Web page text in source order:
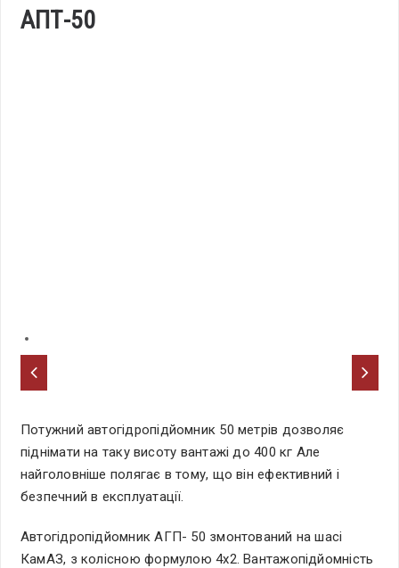
АПТ-50
Потужний автогідропідйомник 50 метрів дозволяє
піднімати на таку висоту вантажі до 400 кг Але
найголовніше полягає в тому, що він ефективний і
безпечний в експлуатації.
Автогідропідйомник АГП- 50 змонтований на шасі
КамАЗ, з колісною формулою 4х2. Вантажопідйомність